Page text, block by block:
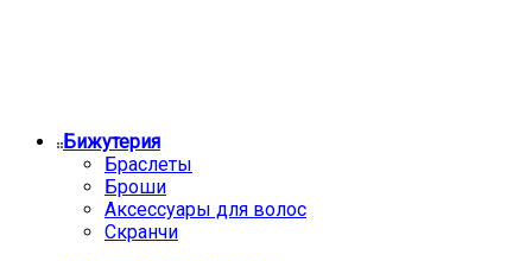
Бижутерия
Браслеты
Броши
Аксессуары для волос
Скранчи